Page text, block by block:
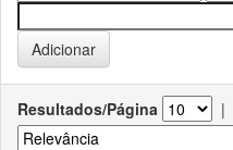
Resultados/Página |